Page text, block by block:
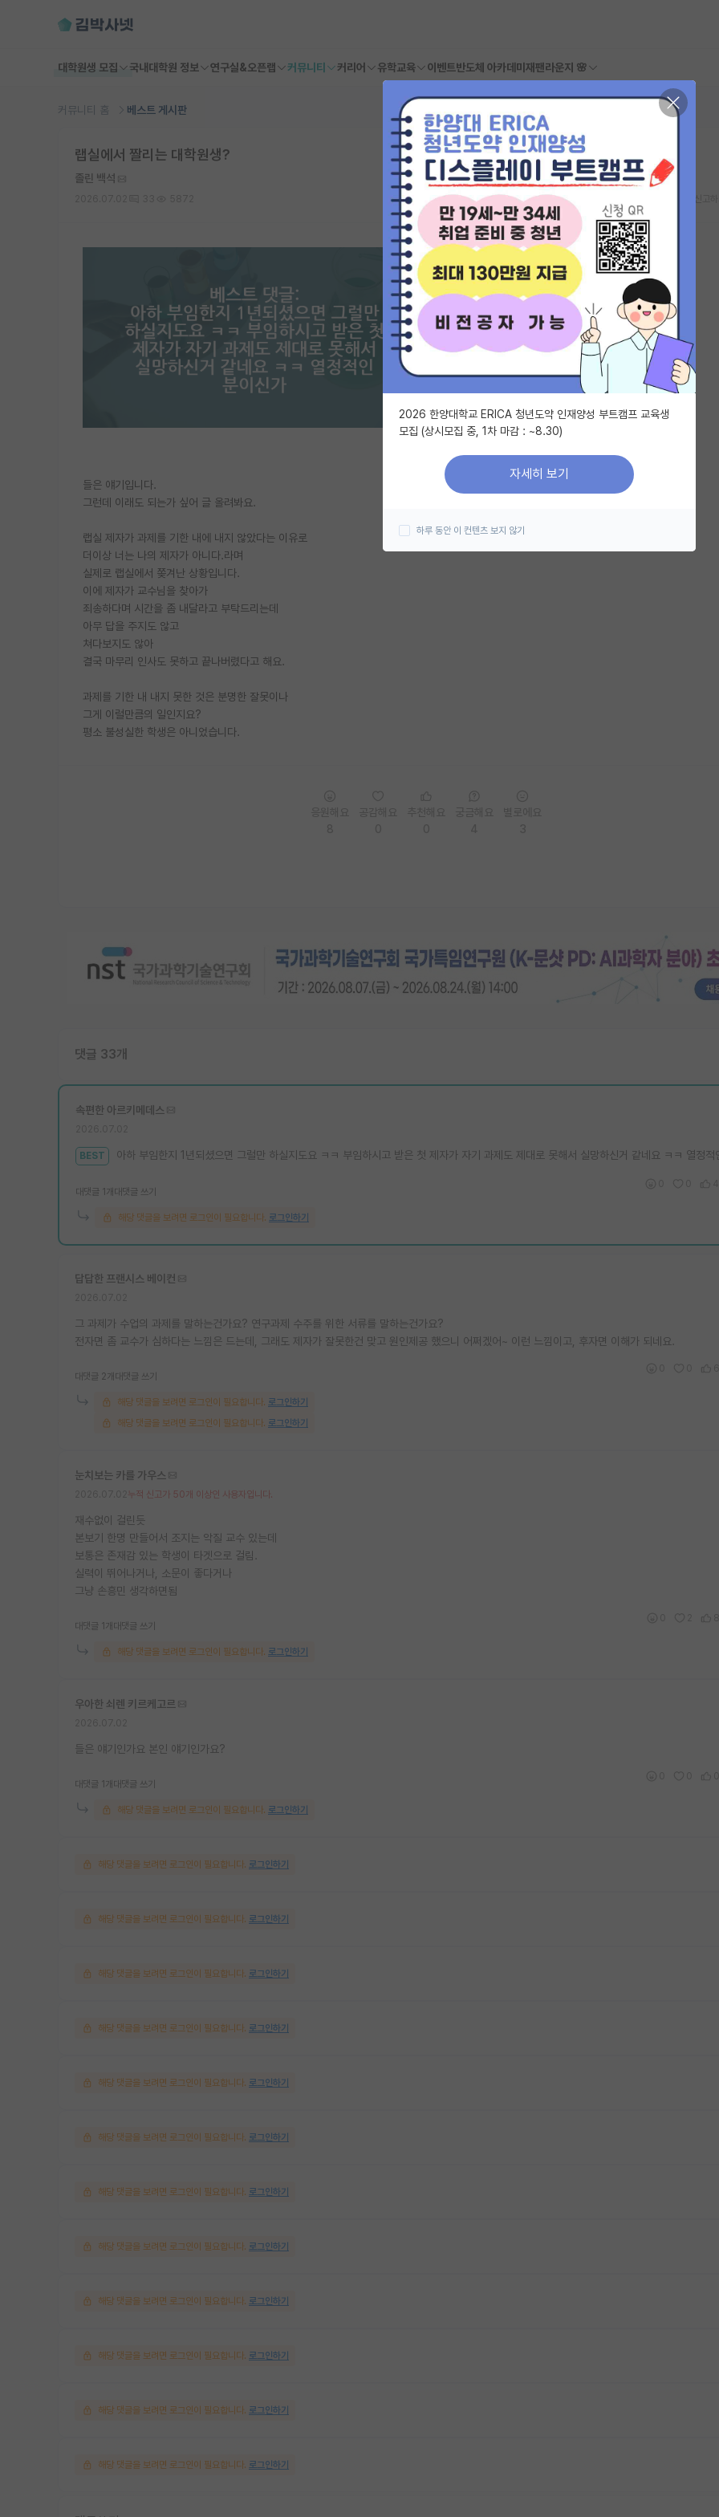
대학원생 모집 국내대학원 정보 연구실&오픈랩 커뮤니티 커리어 유학교육 이벤트반도체 아카데미 재팬라운지 🌸
커뮤니티 홈 베스트 게시판
랩실에서 짤리는 대학원생?
졸린 백석
들은 얘기입니다.
그런데 이래도 되는가 싶어 글 올려봐요.
랩실 제자가 과제를 기한 내에 내지 않았다는 이유로
더이상 너는 나의 제자가 아니다.라며
실제로 랩실에서 쫒겨난 상황입니다.
이에 제자가 교수님을 찾아가
죄송하다며 시간을 좀 내달라고 부탁드리는데
아무 답을 주지도 않고
쳐다보지도 않아
결국 마무리 인사도 못하고 끝나버렸다고 해요.
과제를 기한 내 내지 못한 것은 분명한 잘못이나
그게 이럴만큼의 일인지요?
평소 불성실한 학생은 아니었습니다.
댓글 33개
속편한 아르키메데스
BEST 아하 부임한지 1년되셨으면 그럴만 하실지도요 ㅋㅋ 부임하시고 받은 첫 제자가 자기 과제도 제대로 못해서 실망하신거 같네요 ㅋㅋ 열정적
대댓글 1개 대댓글 쓰기
해당 댓글을 보려면 로그인이 필요합니다. 로그인하기
답답한 프랜시스 베이컨
그 과제가 수업의 과제를 말하는건가요? 연구과제 수주를 위한 서류를 말하는건가요?
전자면 좀 교수가 심하다는 느낌은 드는데, 그래도 제자가 잘못한건 맞고 원인제공 했으니 어쩌겠어~ 이런 느낌이고, 후자면 이해가 되네요.
대댓글 2개 대댓글 쓰기
해당 댓글을 보려면 로그인이 필요합니다. 로그인하기
해당 댓글을 보려면 로그인이 필요합니다. 로그인하기
눈치보는 카를 가우스
누적 신고가 50개 이상인 사용자입니다.
재수없이 걸린듯
본보기 한명 만들어서 조지는 악질 교수 있는데
보통은 존재감 있는 학생이 타겟으로 걸림.
실력이 뛰어나거나, 소문이 좋다거나
그냥 손흥민 생각하면됨
대댓글 1개 대댓글 쓰기
해당 댓글을 보려면 로그인이 필요합니다. 로그인하기
우아한 쇠렌 키르케고르
들은 얘기인가요 본인 얘기인가요?
대댓글 1개 대댓글 쓰기
해당 댓글을 보려면 로그인이 필요합니다. 로그인하기
해당 댓글을 보려면 로그인이 필요합니다. 로그인하기
해당 댓글을 보려면 로그인이 필요합니다. 로그인하기
해당 댓글을 보려면 로그인이 필요합니다. 로그인하기
해당 댓글을 보려면 로그인이 필요합니다. 로그인하기
해당 댓글을 보려면 로그인이 필요합니다. 로그인하기
해당 댓글을 보려면 로그인이 필요합니다. 로그인하기
해당 댓글을 보려면 로그인이 필요합니다. 로그인하기
해당 댓글을 보려면 로그인이 필요합니다. 로그인하기
해당 댓글을 보려면 로그인이 필요합니다. 로그인하기
해당 댓글을 보려면 로그인이 필요합니다. 로그인하기
해당 댓글을 보려면 로그인이 필요합니다. 로그인하기
해당 댓글을 보려면 로그인이 필요합니다. 로그인하기
2026 한양대학교 ERICA 청년도약 인재양성 부트캠프 교육생
모집 (상시모집 중, 1차 마감 : ~8.30)
자세히 보기
하루 동안 이 컨텐츠 보지 않기